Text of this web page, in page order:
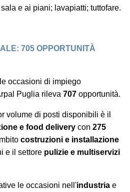
e ai piani; lavapiatti; tuttofare.
705 OPPORTUNITÀ
occasioni di impiego
Puglia rileva 707 opportunità.
volume di posti disponibili è il
e food delivery con 275
costruzioni e installazione
e il settore pulizie e multiservizi
le occasioni nell'industria e